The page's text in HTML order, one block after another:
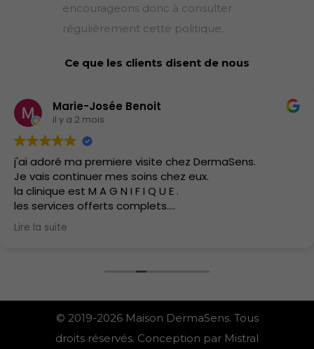
encourageons donc à consulter
régulièrement cette politique.
Ce que les clients disent de nous
Marie-Josée Benoit
il y a 2 mois
j'ai adoré ma premiere visite chez DermaSens.
Je vais continuer mes soins chez eux.
la clinique est M A G N I F I Q U E .
les services offerts complets.
J'ai hate d'y retourner.
les soins sont doux.
Lire la suite
© 2019-2026 Maison DermaSens. Tous
droits réservés. Conception par Mistral